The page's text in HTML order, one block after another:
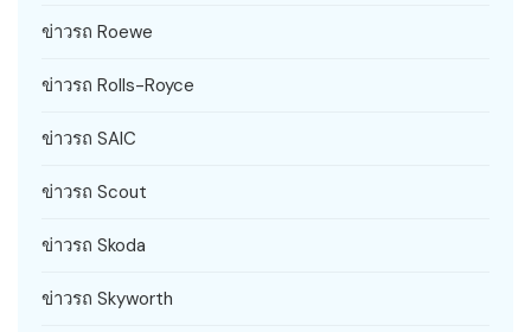
ข่าวรถ Roewe
ข่าวรถ Rolls-Royce
ข่าวรถ SAIC
ข่าวรถ Scout
ข่าวรถ Skoda
ข่าวรถ Skyworth